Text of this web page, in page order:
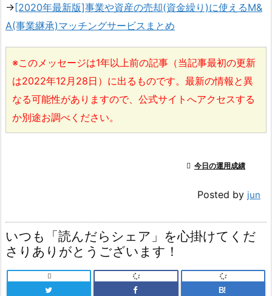
→[2020年最新版]事業や資産の売却(資金繰り)に使えるM&
A(事業継承)マッチングサービスまとめ
※このメッセージは1年以上前の記事（当記事最初の更新
は2022年12月28日）に出るものです。最新の情報と異
なる可能性がありますので、公式サイトへアクセスする
か別途お調べください。
 今日の運用成績
Posted by jun
いつも「読んだらシェア」を心掛けてくだ
さりありがとうございます！

B!